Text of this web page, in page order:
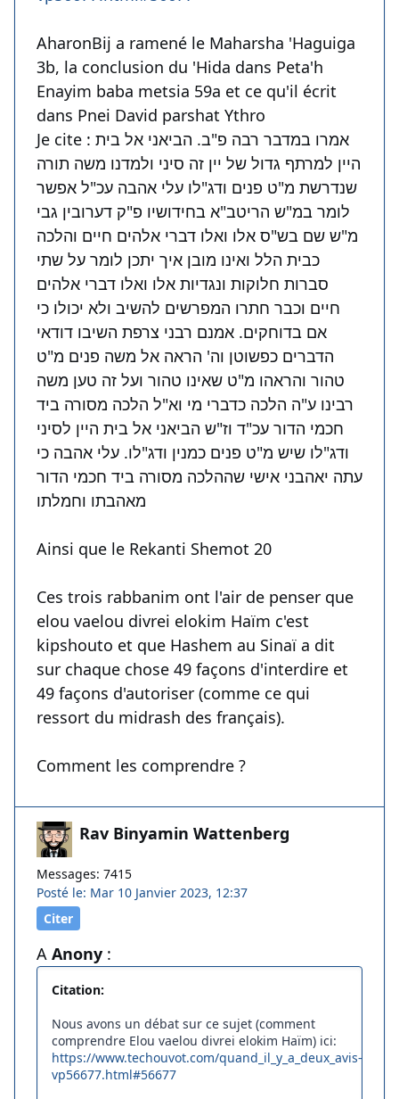
AharonBij a ramené le Maharsha 'Haguiga
3b, la conclusion du 'Hida dans Peta'h
Enayim baba metsia 59a et ce qu'il écrit
dans Pnei David parshat Ythro
Je cite : אמרו במדבר רבה פ"ב. הביאני אל בית
היין למרתף גדול של יין זה סיני ולמדנו משה תורה
שנדרשת מ"ט פנים ודג"לו עלי אהבה עכ"ל אפשר
לומר במ"ש הריטב"א בחידושיו פ"ק דערובין גבי
מ"ש שם בש"ס אלו ואלו דברי אלהים חיים והלכה
כבית הלל ואינו מובן איך יתכן לומר על שתי
סברות חלוקות ונגדיות אלו ואלו דברי אלהים
חיים וכבר חתרו המפרשים להשיב ולא יכולו כי
אם בדוחקים. אמנם רבני צרפת השיבו דודאי
הדברים כפשוטן וה' הראה אל משה פנים מ"ט
טהור והראהו מ"ט שאינו טהור ועל זה טען משה
רבינו ע"ה הלכה כדברי מי וא"ל הלכה מסורה ביד
חכמי הדור עכ"ד וז"ש הביאני אל בית היין לסיני
ודג"לו שיש מ"ט פנים כמנין ודג"לו. עלי אהבה כי
עתה יאהבני אישי שההלכה מסורה ביד חכמי הדור
מאהבתו וחמלתו
Ainsi que le Rekanti Shemot 20
Ces trois rabbanim ont l'air de penser que
elou vaelou divrei elokim Haïm c'est
kipshouto et que Hashem au Sinaï a dit
sur chaque chose 49 façons d'interdire et
49 façons d'autoriser (comme ce qui
ressort du midrash des français).
Comment les comprendre ?
Rav Binyamin Wattenberg
Messages: 7415
Posté le: Mar 10 Janvier 2023, 12:37
Citer
A Anony :
Citation:
Nous avons un débat sur ce sujet (comment
comprendre Elou vaelou divrei elokim Haïm) ici:
https://www.techouvot.com/quand_il_y_a_deux_avis-
vp56677.html#56677